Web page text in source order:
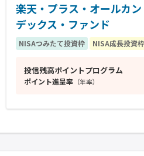
楽天・プラス・オールカ
デックス・ファンド
NISAつみたて投資枠 NISA成長投資枠
投信残高ポイントプログラム
ポイント進呈率 （年率）